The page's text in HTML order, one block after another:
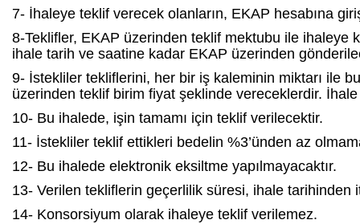
7- İhaleye teklif verecek olanların, EKAP hesabına
8-Teklifler, EKAP üzerinden teklif mektubu ile ihaleye
ihale tarih ve saatine kadar EKAP üzerinden
9- İstekliler tekliflerini, her bir iş kaleminin miktarı ile
üzerinden teklif birim fiyat şeklinde vereceklerdir.
10- Bu ihalede, işin tamamı için teklif verilecektir.
11- İstekliler teklif ettikleri bedelin %3’ünden az
12- Bu ihalede elektronik eksiltme yapılmayacaktır.
13- Verilen tekliflerin geçerlilik süresi, ihale tarihinden
14- Konsorsiyum olarak ihaleye teklif verilemez.